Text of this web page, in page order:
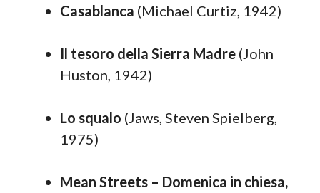
Casablanca (Michael Curtiz, 1942)
Il tesoro della Sierra Madre (John
Huston, 1942)
Lo squalo (Jaws, Steven Spielberg,
1975)
Mean Streets – Domenica in chiesa,